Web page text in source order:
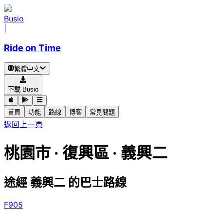
Busio
Ride on Time
繁體中文
下載 Busio
首頁 功能 路線 博客 常見問題
返回上一頁
桃園市 · 復興區 · 義興二
途經 義興二 的巴士路線
F905